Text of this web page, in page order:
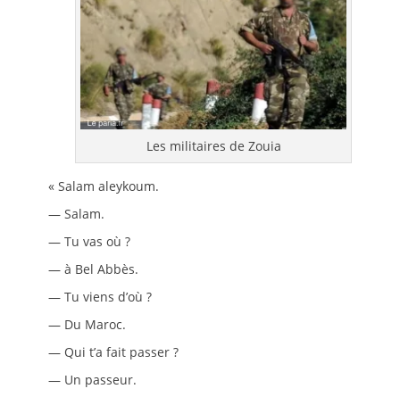
Les militaires de Zouia
« Salam aleykoum.
— Salam.
— Tu vas où ?
— à Bel Abbès.
— Tu viens d’où ?
— Du Maroc.
— Qui t’a fait passer ?
— Un passeur.